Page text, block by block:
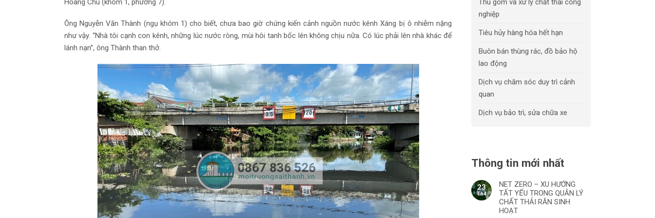
Ông Nguyễn Văn Thành (ngụ khóm 1) cho biết, chưa bao giờ chứng kiến cảnh nguồn nước kênh Xáng bị ô nhiễm nặng
như vậy. “Nhà tôi cạnh con kênh, những lúc nước ròng, mùi hôi tanh bốc lên không chịu nữa. Có lúc phải lên nhà khác để
lánh nạn”, ông Thành than thở.
Thu gom và xử lý chất thải công
nghiệp
Tiêu hủy hàng hóa hết hạn
Buôn bán thùng rác, đồ bảo hộ
lao động
Dịch vụ chăm sóc duy trì cảnh
quan
Dịch vụ bảo trì, sửa chữa xe
Thông tin mới nhất
23
Th4
NET ZERO – XU HƯỚNG
TẤT YẾU TRONG QUẢN LÝ
CHẤT THẢI RẮN SINH
HOẠT